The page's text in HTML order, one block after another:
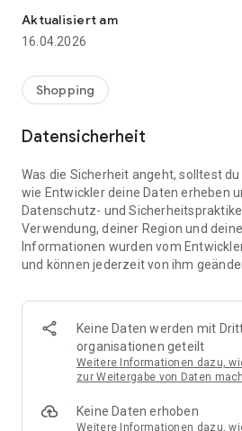
👨‍👩‍👧 Gemeinsame Einkaufslisten in
⚡ Superschnell & einfach: Liste in
sofort loslegen.
📱 Immer dabei: Deine Einkaufsliste ist jederzeit auf deinem
🤝 Teilen leicht gemacht: Lade
Einkauf gemeinsam.
🍳 Zutaten direkt aus Rezepten
Zutaten von Rezept-Webseiten und
🚀 DEINE VORTEILE IM ALLTAG
* Nie wieder doppelte Einkäufe
* Kein Chaos mehr beim Einkaufen
* Bessere Abstimmung mit Familie &
* Perfekt für die Essensplanung
Aktualisiert am
16.04.2026
Shopping
Datensicherheit
Was die Sicherheit angeht, solltest
wie Entwickler deine Daten erheben
Datenschutz- und
Verwendung, deiner Region und
Informationen wurden vom
und können jederzeit von ihm
Keine Daten werden mit
organisationen geteilt
Weitere Informationen dazu,
zur Weitergabe von Daten
Keine Daten erhoben
Weitere Informationen dazu,